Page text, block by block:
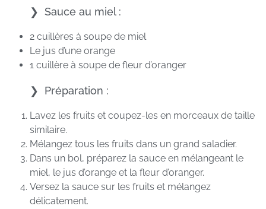
Sauce au miel :
2 cuillères à soupe de miel
Le jus d’une orange
1 cuillère à soupe de fleur d’oranger
Préparation :
Lavez les fruits et coupez-les en morceaux de taille
similaire.
Mélangez tous les fruits dans un grand saladier.
Dans un bol, préparez la sauce en mélangeant le
miel, le jus d’orange et la fleur d’oranger.
Versez la sauce sur les fruits et mélangez
délicatement.